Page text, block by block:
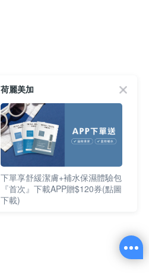
荷麗美加
下單享舒緩潔膚+補水保濕體驗包
『首次』下載APP贈$120券(點圖
下載)